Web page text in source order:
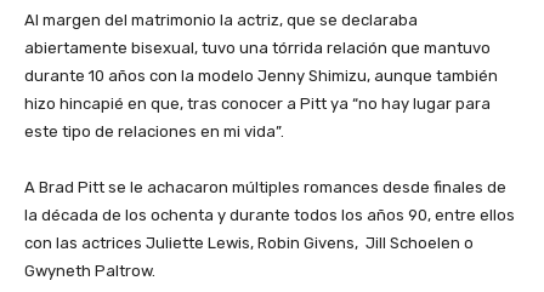
Al margen del matrimonio la actriz, que se declaraba
abiertamente bisexual, tuvo una tórrida relación que mantuvo
durante 10 años con la modelo Jenny Shimizu, aunque también
hizo hincapié en que, tras conocer a Pitt ya “no hay lugar para
este tipo de relaciones en mi vida”.
A Brad Pitt se le achacaron múltiples romances desde finales de
la década de los ochenta y durante todos los años 90, entre ellos
con las actrices Juliette Lewis, Robin Givens, Jill Schoelen o
Gwyneth Paltrow.